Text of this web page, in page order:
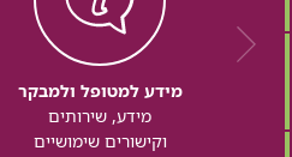
מידע למטופל ולמבקר
מידע, שירותים
וקישורים שימושיים